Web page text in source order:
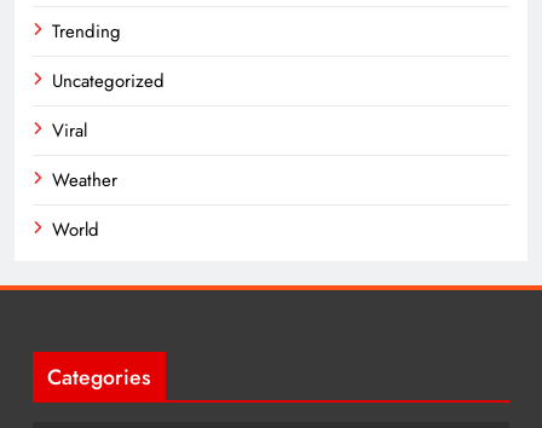
Trending
Uncategorized
Viral
Weather
World
Categories